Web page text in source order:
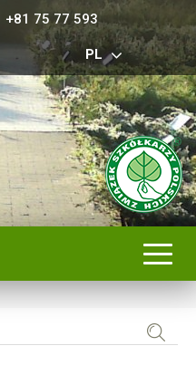
+81 75 77 593
PL